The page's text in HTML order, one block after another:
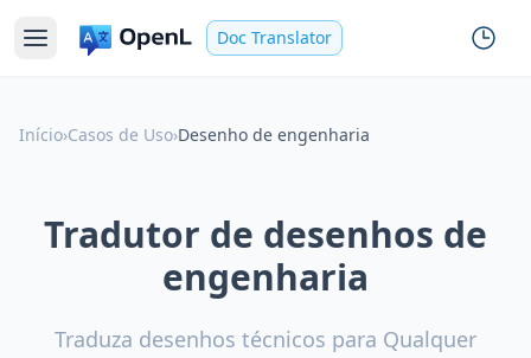
Doc Translator
Início›Casos de Uso›Desenho de engenharia
Tradutor de desenhos de
engenharia
Traduza desenhos técnicos para Qualquer